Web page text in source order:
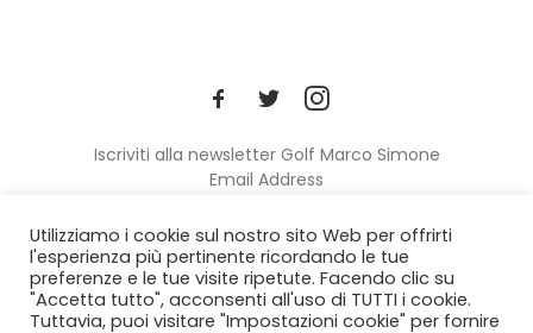
Iscriviti alla newsletter Golf Marco Simone
Email Address
Utilizziamo i cookie sul nostro sito Web per offrirti
l'esperienza più pertinente ricordando le tue
preferenze e le tue visite ripetute. Facendo clic su
"Accetta tutto", acconsenti all'uso di TUTTI i cookie.
Tuttavia, puoi visitare "Impostazioni cookie" per fornire